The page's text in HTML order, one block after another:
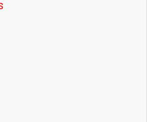
projektiem.